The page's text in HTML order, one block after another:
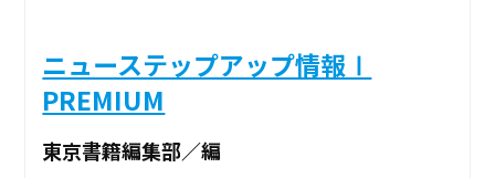
ニューステップアップ情報Ⅰ
PREMIUM
東京書籍編集部／編